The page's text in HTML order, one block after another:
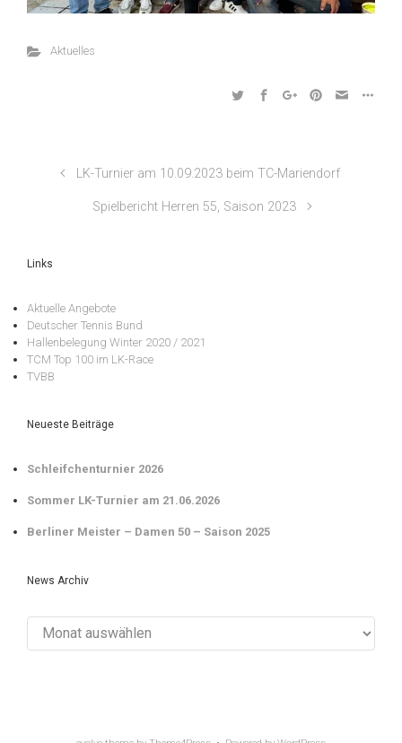
Aktuelles
LK-Turnier am 10.09.2023 beim TC-Mariendorf
Spielbericht Herren 55, Saison 2023
Links
Aktuelle Angebote
Deutscher Tennis Bund
Hallenbelegung Winter 2020 / 2021
TCM Top 100 im LK-Race
TVBB
Neueste Beiträge
Schleifchenturnier 2026
Sommer LK-Turnier am 21.06.2026
Berliner Meister – Damen 50 – Saison 2025
News Archiv
Archiv